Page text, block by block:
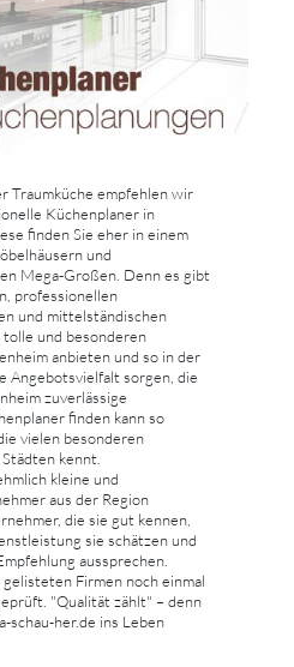
Traumküche empfehlen wir
Küchenplaner in
finden Sie eher in einem
und
Mega-Großen. Denn es gibt
professionellen
und mittelständischen
und besonderen
anbieten und so in der
Angebotsvielfalt sorgen, die
zuverlässige
finden kann so
vielen besonderen
kennt.
kleine und
aus der Region
die sie gut kennen,
sie schätzen und
aussprechen.
Firmen noch einmal
"Qualität zählt" – denn
schau-her.de ins Leben